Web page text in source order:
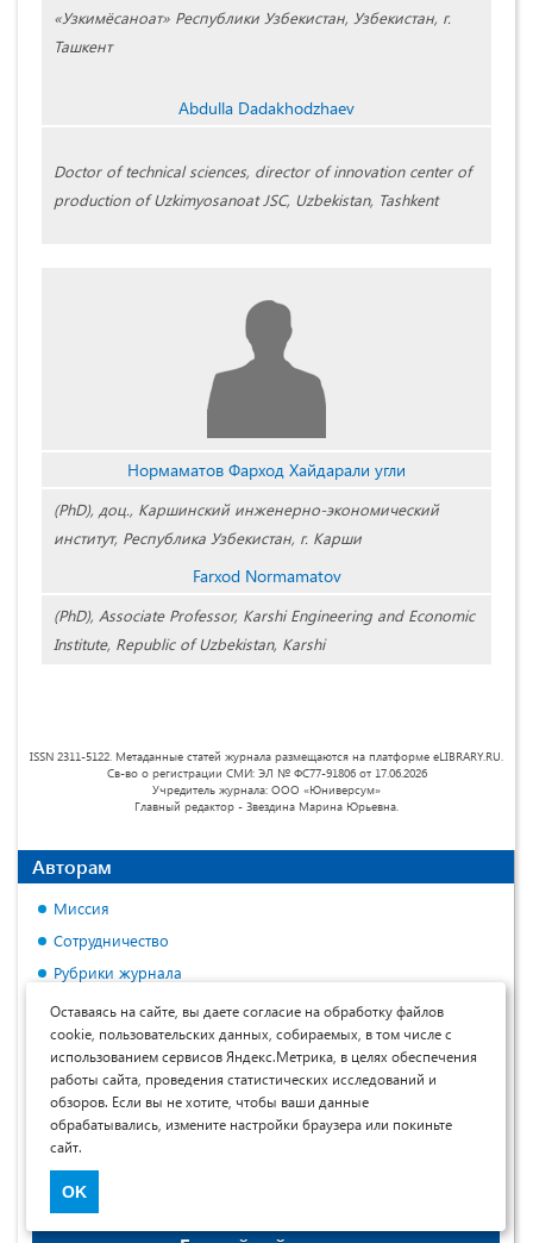
«Узкимёсаноат» Республики Узбекистан, Узбекистан, г.
Ташкент
Abdulla Dadakhodzhaev
Doctor of technical sciences, director of innovation center of
production of Uzkimyosanoat JSC, Uzbekistan, Tashkent
Нормаматов Фарход Хайдарали угли
(PhD), доц., Каршинский инженерно-экономический
институт, Республика Узбекистан, г. Карши
Farxod Normamatov
(PhD), Associate Professor, Karshi Engineering and Economic
Institute, Republic of Uzbekistan, Karshi
ISSN 2311-5122. Метаданные статей журнала размещаются на платформе eLIBRARY.RU.
Св-во о регистрации СМИ: ЭЛ № ФС77-91806 от 17.06.2026
Учредитель журнала: ООО «Юниверсум»
Главный редактор - Звездина Марина Юрьевна.
Авторам
Миссия
Сотрудничество
Рубрики журнала
Контрольные сроки
Порядок рецензирования
Политика относительно открытого доступа, лицензирования
и авторского права
Условия публикации
Примеры оформления материалов
Договор оферты
Оставаясь на сайте, вы даете согласие на обработку файлов
cookie, пользовательских данных, собираемых, в том числе с
использованием сервисов Яндекс.Метрика, в целях обеспечения
работы сайта, проведения статистических исследований и
обзоров. Если вы не хотите, чтобы ваши данные
обрабатывались, измените настройки браузера или покиньте
сайт.
OK